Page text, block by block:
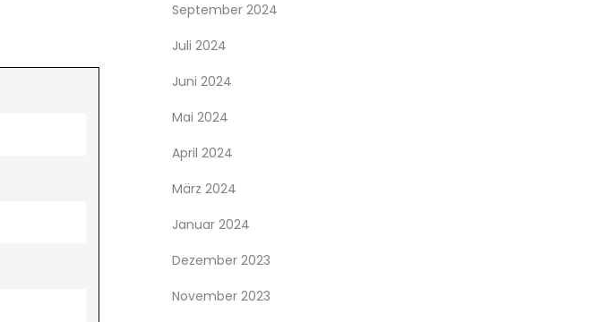
September 2024
Juli 2024
Juni 2024
Mai 2024
April 2024
März 2024
Januar 2024
Dezember 2023
November 2023